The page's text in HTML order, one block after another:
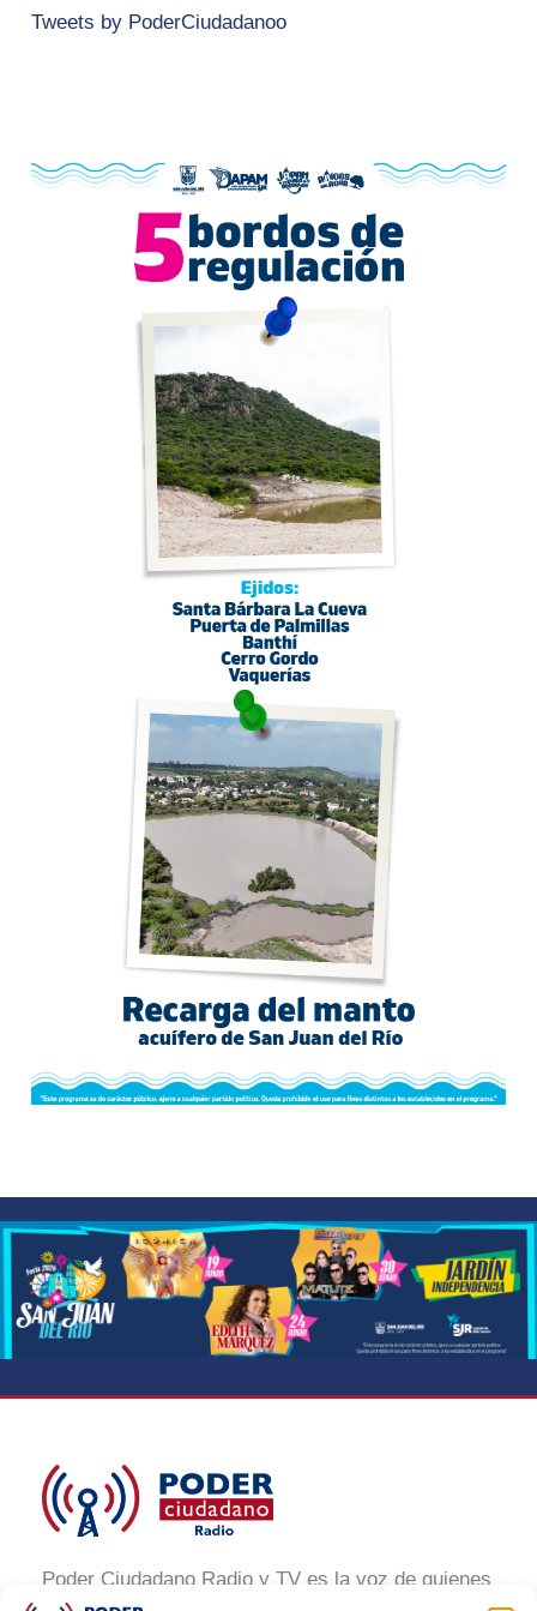
Tweets by PoderCiudadanoo
Poder Ciudadano Radio y TV es la voz de quienes